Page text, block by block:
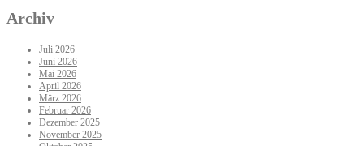
Archiv
Juli 2026
Juni 2026
Mai 2026
April 2026
März 2026
Februar 2026
Dezember 2025
November 2025